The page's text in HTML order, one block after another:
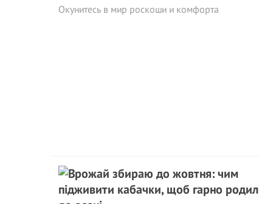
Окунитесь в мир роскоши и комфорта